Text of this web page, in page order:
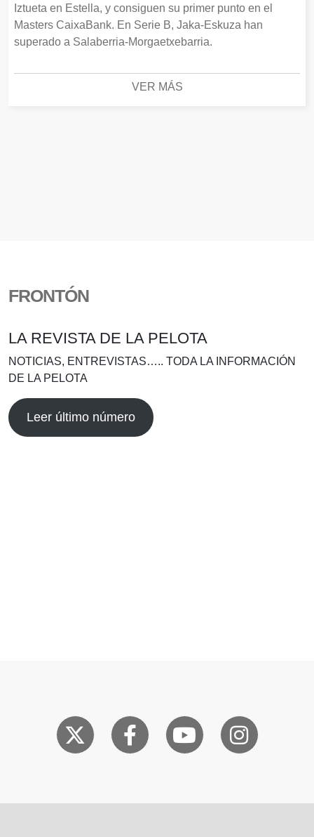
Iztueta en Estella, y consiguen su primer punto en el
Masters CaixaBank. En Serie B, Jaka-Eskuza han
superado a Salaberria-Morgaetxebarria.
VER MÁS
FRONTÓN
LA REVISTA DE LA PELOTA
NOTICIAS, ENTREVISTAS….. TODA LA INFORMACIÓN
DE LA PELOTA
Leer último número